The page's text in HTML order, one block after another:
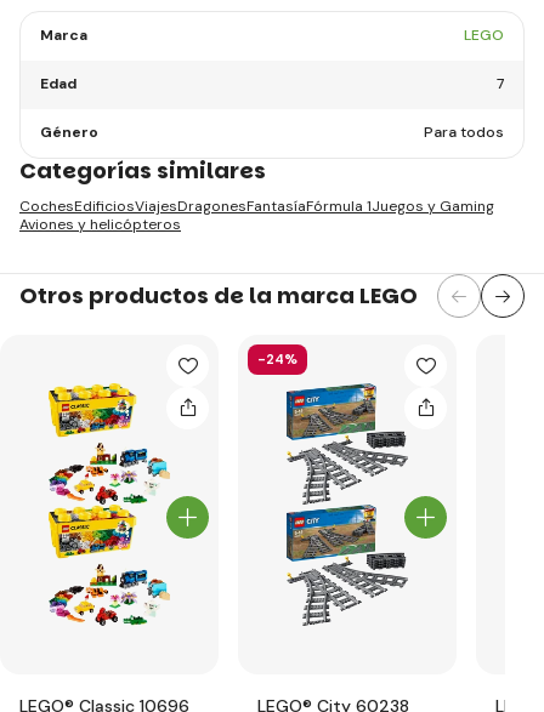
Marca LEGO
Edad 7
Género Para todos
Categorías similares
CochesEdificiosViajesDragonesFantasíaFórmula 1Juegos y Gaming
Aviones y helicópteros
Otros productos de la marca LEGO
LEGO® Classic 10696
-24%
LEGO® City 60238